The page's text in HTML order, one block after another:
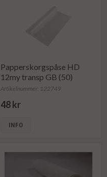
Papperskorgspåse HD
12my transp GB (50)
Artikelnummer: 122749
48 kr
INFO